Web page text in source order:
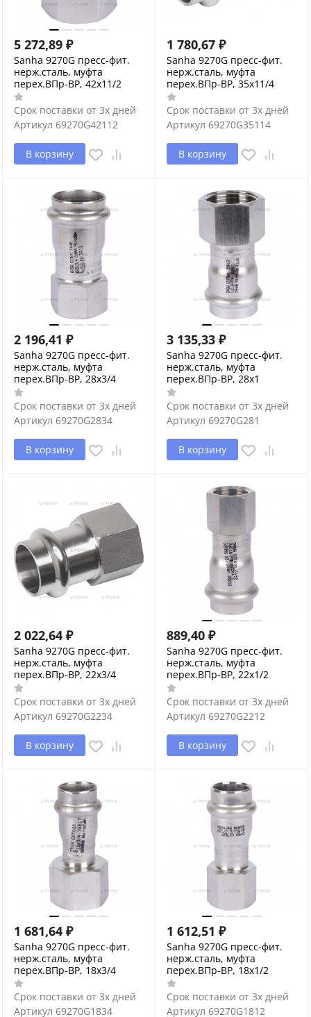
5 272,89 ₽
Sanha 9270G пресс-фит.
нерж.сталь, муфта
перех.ВПр-ВР, 42x11/2
Срок поставки от 3х дней
Артикул 69270G42112
В корзину
1 780,67 ₽
Sanha 9270G пресс-фит.
нерж.сталь, муфта
перех.ВПр-ВР, 35x11/4
Срок поставки от 3х дней
Артикул 69270G35114
В корзину
2 196,41 ₽
Sanha 9270G пресс-фит.
нерж.сталь, муфта
перех.ВПр-ВР, 28x3/4
Срок поставки от 3х дней
Артикул 69270G2834
В корзину
3 135,33 ₽
Sanha 9270G пресс-фит.
нерж.сталь, муфта
перех.ВПр-ВР, 28x1
Срок поставки от 3х дней
Артикул 69270G281
В корзину
2 022,64 ₽
Sanha 9270G пресс-фит.
нерж.сталь, муфта
перех.ВПр-ВР, 22x3/4
Срок поставки от 3х дней
Артикул 69270G2234
В корзину
889,40 ₽
Sanha 9270G пресс-фит.
нерж.сталь, муфта
перех.ВПр-ВР, 22x1/2
Срок поставки от 3х дней
Артикул 69270G2212
В корзину
1 681,64 ₽
Sanha 9270G пресс-фит.
нерж.сталь, муфта
перех.ВПр-ВР, 18x3/4
Срок поставки от 3х дней
Артикул 69270G1834
1 612,51 ₽
Sanha 9270G пресс-фит.
нерж.сталь, муфта
перех.ВПр-ВР, 18x1/2
Срок поставки от 3х дней
Артикул 69270G1812